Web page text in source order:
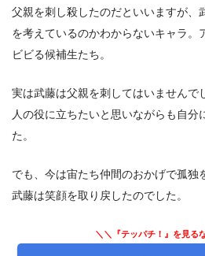
3.ドラマ『テッパチ！』 第4話
父親を刺し殺したのだといいますが、
を考えているのかわからないキャラ。
ビビる候補生たち。
実は武藤は父親を刺してはいませんで
人の役に立ちたいと思いながらも自分
た。
でも、今は宙たち仲間のおかげで孤独
武藤は笑顔を取り戻したのでした。
＼＼『テッパチ！』を見る